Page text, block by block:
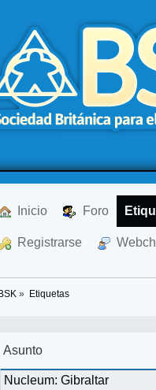
Inicio Foro
Registrarse
» Etiquetas
Asunto
Nucleum: Gibraltar